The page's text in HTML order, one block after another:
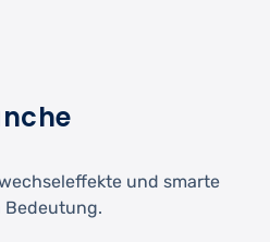
und smarte
Bedeutung.